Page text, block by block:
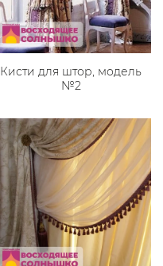
Кисти для штор, модель
№2